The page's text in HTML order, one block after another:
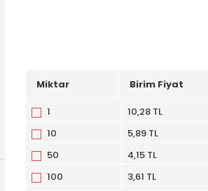
Miktar Birim Fiyat
1 10,28 TL
10
5,89 TL
50
4,15 TL
100
3,61 TL